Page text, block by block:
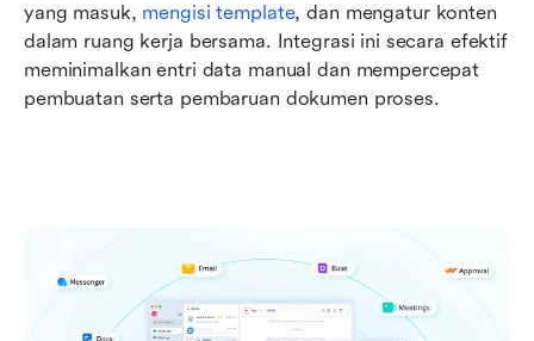
yang masuk, mengisi template, dan mengatur konten
dalam ruang kerja bersama. Integrasi ini secara efektif
meminimalkan entri data manual dan mempercepat
pembuatan serta pembaruan dokumen proses.